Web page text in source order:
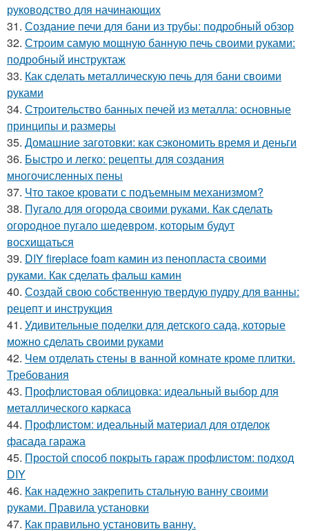
руководство для начинающих
31. Создание печи для бани из трубы: подробный обзор
32. Строим самую мощную банную печь своими руками:
подробный инструктаж
33. Как сделать металлическую печь для бани своими
руками
34. Строительство банных печей из металла: основные
принципы и размеры
35. Домашние заготовки: как сэкономить время и деньги
36. Быстро и легко: рецепты для создания
многочисленных пены
37. Что такое кровати с подъемным механизмом?
38. Пугало для огорода своими руками. Как сделать
огородное пугало шедевром, которым будут
восхищаться
39. DIY fireplace foam камин из пенопласта своими
руками. Как сделать фальш камин
40. Создай свою собственную твердую пудру для ванны:
рецепт и инструкция
41. Удивительные поделки для детского сада, которые
можно сделать своими руками
42. Чем отделать стены в ванной комнате кроме плитки.
Требования
43. Профлистовая облицовка: идеальный выбор для
металлического каркаса
44. Профлистом: идеальный материал для отделок
фасада гаража
45. Простой способ покрыть гараж профлистом: подход
DIY
46. Как надежно закрепить стальную ванну своими
руками. Правила установки
47. Как правильно установить ванну.